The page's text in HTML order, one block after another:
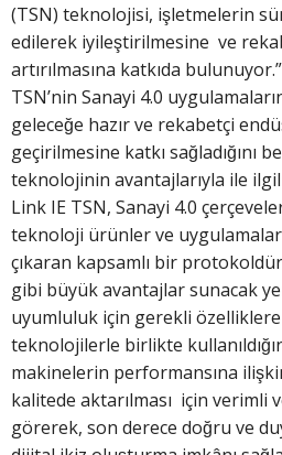
(TSN) teknolojisi, işletmelerin
edilerek iyileştirilmesine ve
artırılmasına katkıda
TSN’nin Sanayi 4.0
geleceğe hazır ve rekabetçi
geçirilmesine katkı sağladığını
teknolojinin avantajlarıyla ile
Link IE TSN, Sanayi 4.0
teknoloji ürünler ve
çıkaran kapsamlı bir
gibi büyük avantajlar sunacak
uyumluluk için gerekli özelliklere
teknolojilerle birlikte
makinelerin performansına
kalitede aktarılması için verimli
görerek, son derece doğru ve